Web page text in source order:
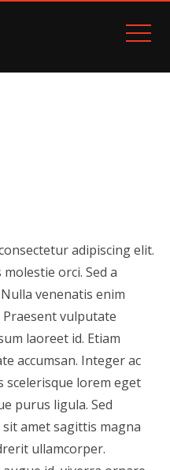
adipiscing elit.
orci. Sed a
venenatis enim
vulputate
laoreet id. Etiam
accumsan. Integer ac
scelerisque lorem eget
purus ligula. Sed
amet sagittis magna
ullamcorper.